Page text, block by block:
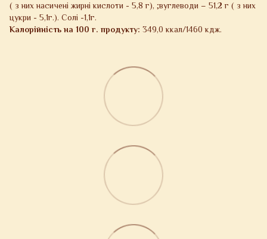
( з них насичені жирні кислоти - 5,8 г), ;вуглеводи – 51,2 г ( з них
цукри - 5,1г.). Солі -1,1г.
Калорійність на 100 г. продукту: 349,0 ккал/1460 кдж.